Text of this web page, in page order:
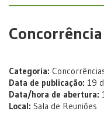
Categoria:
Data de publicação: 19
Data/hora de abertura:
Local: Sala de Reuniões